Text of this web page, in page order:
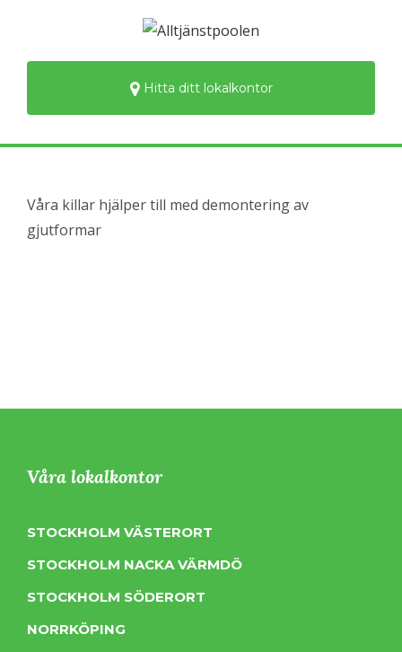
Hitta ditt lokalkontor
Våra killar hjälper till med demontering av
gjutformar
Våra lokalkontor
STOCKHOLM VÄSTERORT
STOCKHOLM NACKA VÄRMDÖ
STOCKHOLM SÖDERORT
NORRKÖPING